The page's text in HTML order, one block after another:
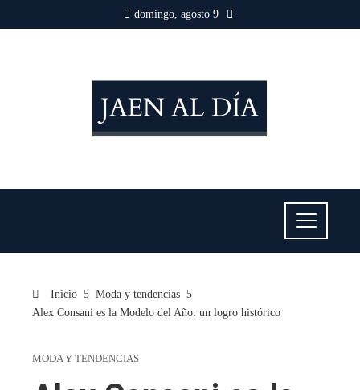
domingo, agosto 9
Inicio
Moda y tendencias
Alex Consani es la Modelo del Año: un logro histórico
MODA Y TENDENCIAS